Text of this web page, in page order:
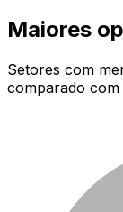
Maiores
Setores com
comparado com